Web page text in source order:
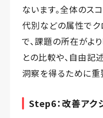
ないます。全体のス
代別などの属性でク
で、課題の所在がよ
との比較や、自由記
洞察を得るために重
Step6：改善アク